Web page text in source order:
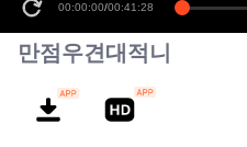
00:00:00/00:41:28
만점우견대적니